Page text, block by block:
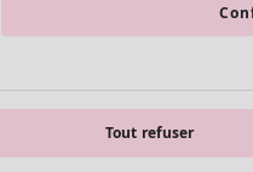
Tout refuser